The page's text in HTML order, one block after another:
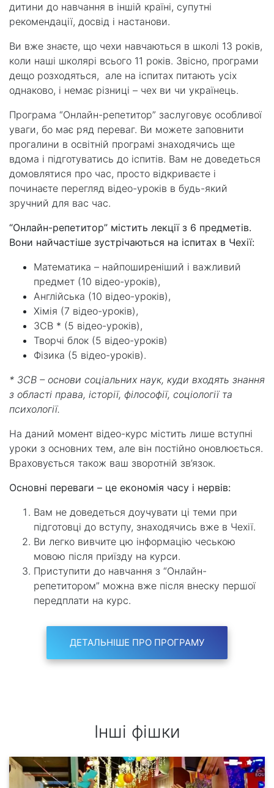
дитини до навчання в іншій країні, супутні
рекомендації, досвід і настанови.
Ви вже знаєте, що чехи навчаються в школі 13 років,
коли наші школярі всього 11 років. Звісно, програми
дещо розходяться, але на іспитах питають усіх
однаково, і немає різниці – чех ви чи українець.
Програма “Онлайн-репетитор” заслуговує особливої
уваги, бо має ряд переваг. Ви можете заповнити
прогалини в освітній програмі знаходячись ще
вдома і підготуватись до іспитів. Вам не доведеться
домовлятися про час, просто відкриваєте і
починаєте перегляд відео-уроків в будь-який
зручний для вас час.
“Онлайн-репетитор” містить лекції з 6 предметів.
Вони найчастіше зустрічаються на іспитах в Чехії:
Математика – найпоширеніший і важливий
предмет (10 відео-уроків),
Англійська (10 відео-уроків),
Хімія (7 відео-уроків),
ЗСВ * (5 відео-уроків),
Творчі блок (5 відео-уроків)
Фізика (5 відео-уроків).
* ЗСВ – основи соціальних наук, куди входять знання
з області права, історії, філософії, соціології та
психології.
На даний момент відео-курс містить лише вступні
уроки з основних тем, але він постійно оновлюється.
Враховується також ваш зворотній зв’язок.
Основні переваги – це економія часу і нервів:
Вам не доведеться доучувати ці теми при
підготовці до вступу, знаходячись вже в Чехії.
Ви легко вивчите цю інформацію чеською
мовою після приїзду на курси.
Приступити до навчання з “Онлайн-
репетитором” можна вже після внеску першої
передплати на курс.
ДЕТАЛЬНІШЕ ПРО ПРОГРАМУ
Інші фішки